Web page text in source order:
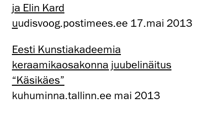
ja Elin Kard
uudisvoog.postimees.ee 17.mai 2013
Eesti Kunstiakadeemia
keraamikaosakonna juubelinäitus
“Käsikäes”
kuhuminna.tallinn.ee mai 2013